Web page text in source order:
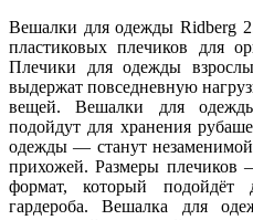
Вешалки для одежды Ridberg
пластиковых плечиков для
Плечики для одежды
выдержат повседневную
вещей. Вешалки для
подойдут для хранения
одежды — станут
прихожей. Размеры
формат, который подойдёт
гардероба. Вешалка для